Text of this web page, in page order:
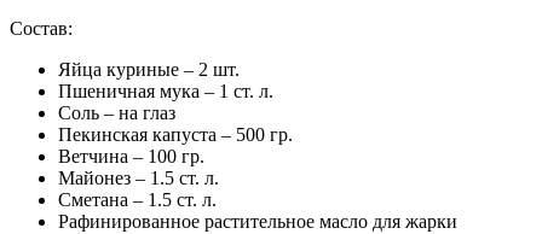
Состав:
Яйца куриные – 2 шт.
Пшеничная мука – 1 ст. л.
Соль – на глаз
Пекинская капуста – 500 гр.
Ветчина – 100 гр.
Майонез – 1.5 ст. л.
Сметана – 1.5 ст. л.
Рафинированное растительное масло для жарки